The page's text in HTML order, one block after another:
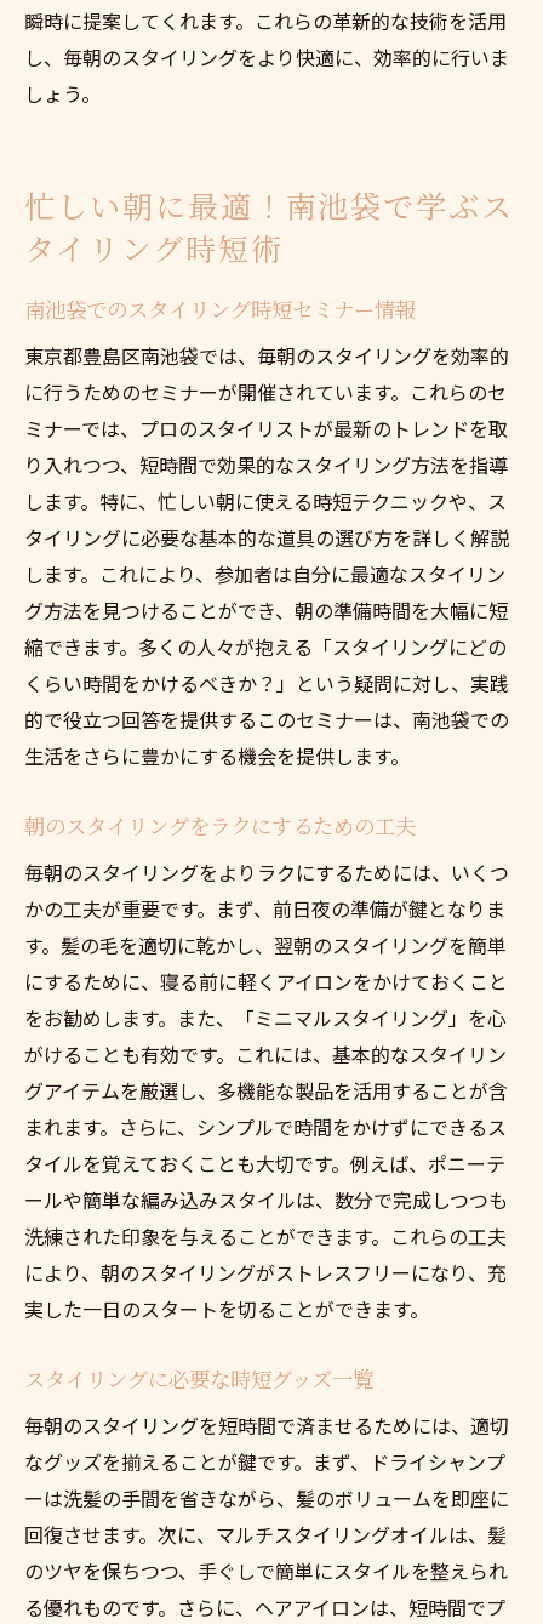
瞬時に提案してくれます。これらの革新的な技術を活用
し、毎朝のスタイリングをより快適に、効率的に行いま
しょう。
忙しい朝に最適！南池袋で学ぶス
タイリング時短術
南池袋でのスタイリング時短セミナー情報
東京都豊島区南池袋では、毎朝のスタイリングを効率的
に行うためのセミナーが開催されています。これらのセ
ミナーでは、プロのスタイリストが最新のトレンドを取
り入れつつ、短時間で効果的なスタイリング方法を指導
します。特に、忙しい朝に使える時短テクニックや、ス
タイリングに必要な基本的な道具の選び方を詳しく解説
します。これにより、参加者は自分に最適なスタイリン
グ方法を見つけることができ、朝の準備時間を大幅に短
縮できます。多くの人々が抱える「スタイリングにどの
くらい時間をかけるべきか？」という疑問に対し、実践
的で役立つ回答を提供するこのセミナーは、南池袋での
生活をさらに豊かにする機会を提供します。
朝のスタイリングをラクにするための工夫
毎朝のスタイリングをよりラクにするためには、いくつ
かの工夫が重要です。まず、前日夜の準備が鍵となりま
す。髪の毛を適切に乾かし、翌朝のスタイリングを簡単
にするために、寝る前に軽くアイロンをかけておくこと
をお勧めします。また、「ミニマルスタイリング」を心
がけることも有効です。これには、基本的なスタイリン
グアイテムを厳選し、多機能な製品を活用することが含
まれます。さらに、シンプルで時間をかけずにできるス
タイルを覚えておくことも大切です。例えば、ポニーテ
ールや簡単な編み込みスタイルは、数分で完成しつつも
洗練された印象を与えることができます。これらの工夫
により、朝のスタイリングがストレスフリーになり、充
実した一日のスタートを切ることができます。
スタイリングに必要な時短グッズ一覧
毎朝のスタイリングを短時間で済ませるためには、適切
なグッズを揃えることが鍵です。まず、ドライシャンプ
ーは洗髪の手間を省きながら、髪のボリュームを即座に
回復させます。次に、マルチスタイリングオイルは、髪
のツヤを保ちつつ、手ぐしで簡単にスタイルを整えられ
る優れものです。さらに、ヘアアイロンは、短時間でプ